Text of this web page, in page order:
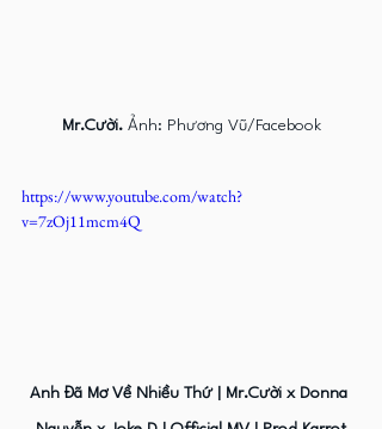
Mr.Cười. Ảnh: Phương Vũ/Facebook
https://www.youtube.com/watch?
v=7zOj11mcm4Q
Anh Đã Mơ Về Nhiều Thứ | Mr.Cười x Donna